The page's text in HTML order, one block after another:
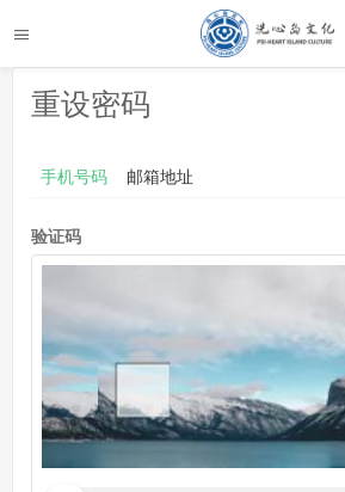
重设密码
手机号码 邮箱地址
验证码